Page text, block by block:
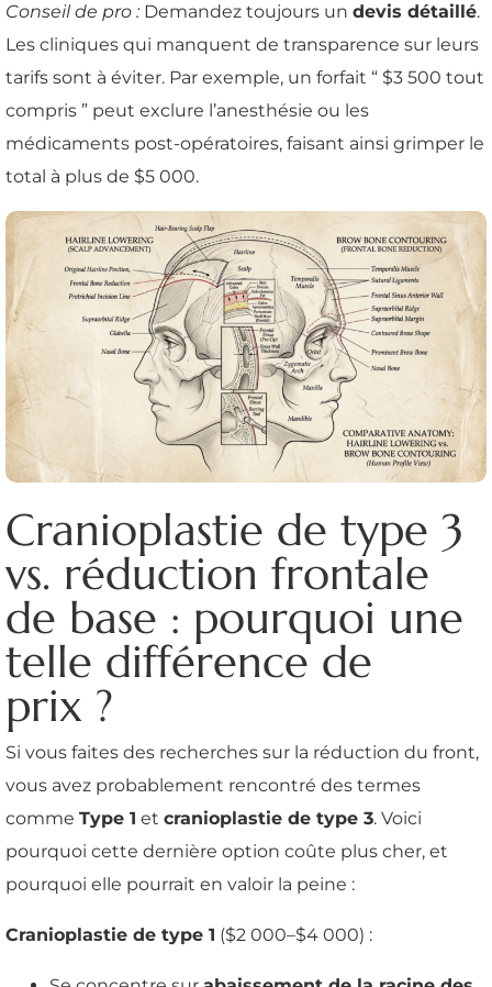
Conseil de pro :Demandez toujours un devis détaillé.
Les cliniques qui manquent de transparence sur leurs
tarifs sont à éviter. Par exemple, un forfait “ $3 500 tout
compris ” peut exclure l’anesthésie ou les
médicaments post-opératoires, faisant ainsi grimper le
total à plus de $5 000.
Cranioplastie de type 3
vs. réduction frontale
de base : pourquoi une
telle différence de
prix ?
Si vous faites des recherches sur la réduction du front,
vous avez probablement rencontré des termes
comme Type 1 et cranioplastie de type 3. Voici
pourquoi cette dernière option coûte plus cher, et
pourquoi elle pourrait en valoir la peine :
Cranioplastie de type 1 ($2 000–$4 000) :